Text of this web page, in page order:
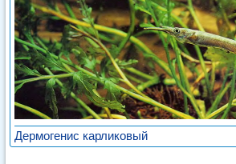
Дермогенис карликовый